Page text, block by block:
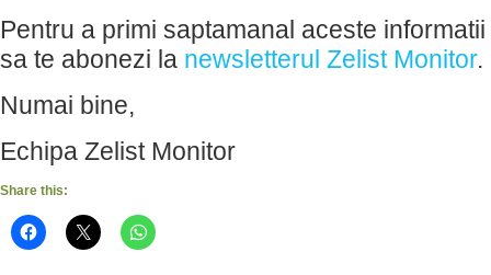
Pentru a primi saptamanal aceste
sa te abonezi la newsletterul Zelist Monitor.
Numai bine,
Echipa Zelist Monitor
Share this: